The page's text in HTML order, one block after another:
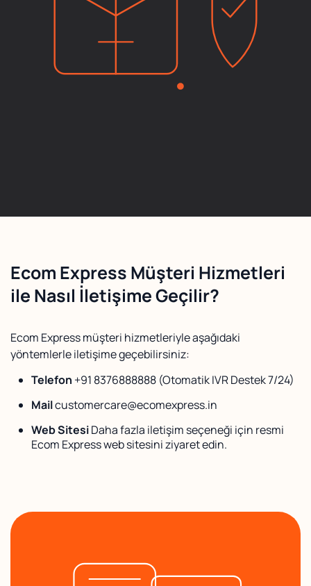
Ecom Express Müşteri Hizmetleri
ile Nasıl İletişime Geçilir?
Ecom Express müşteri hizmetleriyle aşağıdaki
yöntemlerle iletişime geçebilirsiniz:
Telefon +91 8376888888 (Otomatik IVR Destek 7/24)
Mailcustomercare@ecomexpress.in
Web SitesiDaha fazla iletişim seçeneği için resmi
Ecom Express web sitesini ziyaret edin.